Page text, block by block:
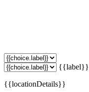
{{label}}
{{locationDetails}}